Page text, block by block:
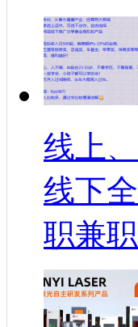
线上、
线下全
职兼职